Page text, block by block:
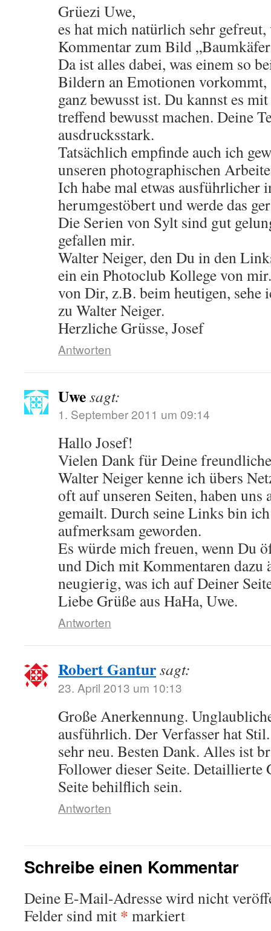
Grüezi Uwe,
es hat mich natürlich sehr
Kommentar zum Bild
Da ist alles dabei, was einem so
Bildern an Emotionen
ganz bewusst ist. Du kannst es
treffend bewusst machen. Deine
ausdrucksstark.
Tatsächlich empfinde auch ich
unseren photographischen
Ich habe mal etwas ausführlicher
herumgestöbert und werde das
Die Serien von Sylt sind gut
gefallen mir.
Walter Neiger, den Du in den
ein ein Photoclub Kollege von
von Dir, z.B. beim heutigen, sehe
zu Walter Neiger.
Herzliche Grüsse, Josef
Antworten
Uwesagt:
1. September 2011 um 09:14
Hallo Josef!
Vielen Dank für Deine
Walter Neiger kenne ich übers
oft auf unseren Seiten, haben uns
gemailt. Durch seine Links bin
aufmerksam geworden.
Es würde mich freuen, wenn Du
und Dich mit Kommentaren dazu
neugierig, was ich auf Deiner
Liebe Grüße aus HaHa, Uwe.
Antworten
Robert Gantursagt:
23. April 2013 um 10:13
Große Anerkennung.
ausführlich. Der Verfasser hat
sehr neu. Besten Dank. Alles ist
Follower dieser Seite. Detaillierte
Seite behilflich sein.
Antworten
Schreibe einen Kommentar
Deine E-Mail-Adresse wird nicht
Felder sind mit * markiert